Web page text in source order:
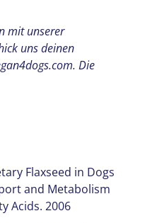
mit unserer
uns deinen
Die
Flaxseed in Dogs
and Metabolism
Acids. 2006